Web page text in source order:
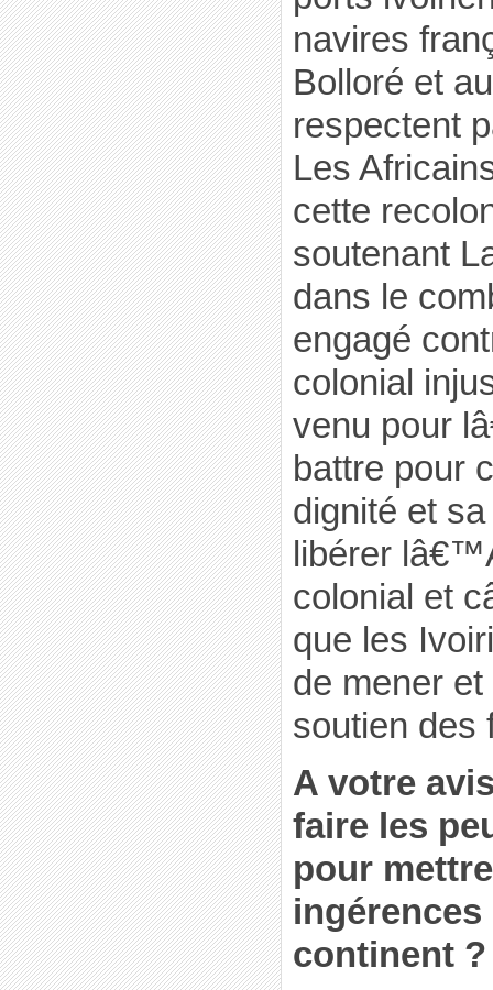
navires
Bolloré et
respectent
Les
cette
soutenant
dans le
engagé
colonial
venu pour
battre pour
dignité et
libérer
colonial et
que les
de mener
soutien des
A votre
faire les
pour
continent ?